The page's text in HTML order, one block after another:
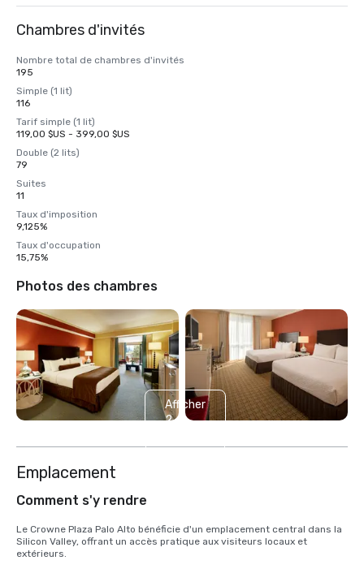
Chambres d'invités
Nombre total de chambres d'invités
195
Simple (1 lit)
116
Tarif simple (1 lit)
119,00 $US - 399,00 $US
Double (2 lits)
79
Suites
11
Taux d'imposition
9,125%
Taux d'occupation
15,75%
Photos des chambres
Afficher
2
Emplacement
Comment s'y rendre
Le Crowne Plaza Palo Alto bénéficie d'un emplacement central dans la
Silicon Valley, offrant un accès pratique aux visiteurs locaux et
extérieurs.